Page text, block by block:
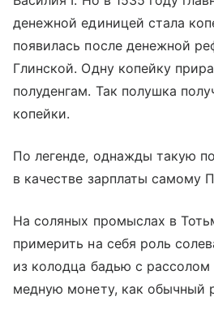
денежной единицей стала
появилась после денежной
Глинской. Одну копейку
полуденгам. Так полушка
копейки.
По легенде, однажды такую
в качестве зарплаты самому
На соляных промыслах в
примерить на себя роль
из колодца бадью с рассолом
медную монету, как обычный